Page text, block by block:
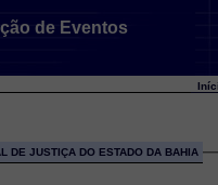
de Eventos
DE JUSTIÇA DO ESTADO DA BAHIA